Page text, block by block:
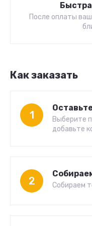
После оплаты
Как заказать
1
Выберите
добавьте
2 Собираем